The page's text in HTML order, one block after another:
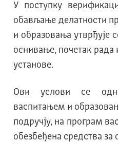
У поступку
обављање делатности
и образовања утврђује
оснивање, почетак
установе.
Ови услови се
васпитањем и
подручју, на програм
обезбеђена средства за